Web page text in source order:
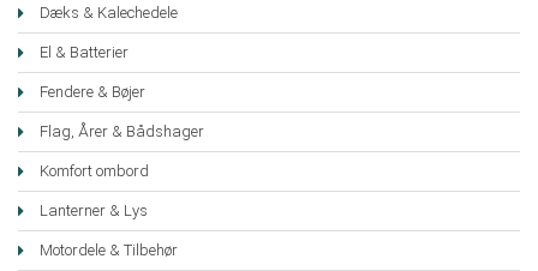
Dæks & Kalechedele
El & Batterier
Fendere & Bøjer
Flag, Årer & Bådshager
Komfort ombord
Lanterner & Lys
Motordele & Tilbehør